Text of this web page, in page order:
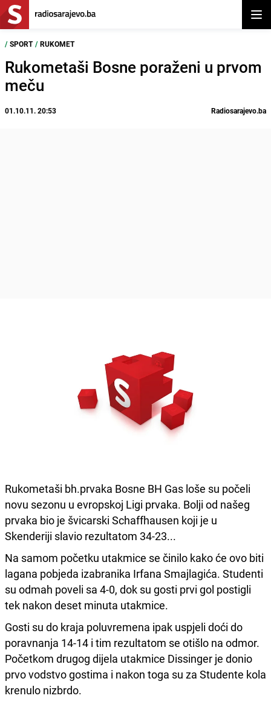
/ SPORT / RUKOMET
Rukometaši Bosne poraženi u prvom
meču
01.10.11. 20:53 Radiosarajevo.ba
Rukometaši bh.prvaka Bosne BH Gas loše su počeli
novu sezonu u evropskoj Ligi prvaka. Bolji od našeg
prvaka bio je švicarski Schaffhausen koji je u
Skenderiji slavio rezultatom 34-23...
Na samom početku utakmice se činilo kako će ovo biti
lagana pobjeda izabranika Irfana Smajlagića. Studenti
su odmah poveli sa 4-0, dok su gosti prvi gol postigli
tek nakon deset minuta utakmice.
Gosti su do kraja poluvremena ipak uspjeli doći do
poravnanja 14-14 i tim rezultatom se otišlo na odmor.
Početkom drugog dijela utakmice Dissinger je donio
prvo vodstvo gostima i nakon toga su za Studente kola
krenulo nizbrdo.